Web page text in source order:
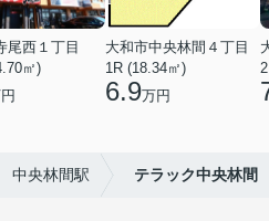
尾西１丁目
㎡)
大和市中央林間４丁目
1R (18.34㎡)
6.9万円
中央林間駅 テラック中央林間